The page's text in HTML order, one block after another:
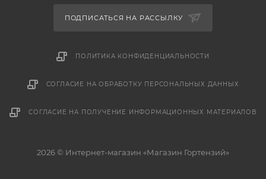
ПОДПИСАТЬСЯ НА РАССЫЛКУ
ПОЛИТИКА КОНФИДЕНЦИАЛЬНОСТИ
СОГЛАСИЕ НА ОБРАБОТКУ ПЕРСОНАЛЬНЫХ ДАННЫХ
СОГЛАСИЕ НА ПОЛУЧЕНИЕ ИНФОРМАЦИОННЫХ МАТЕРИАЛОВ
2026 © Интернет-магазин «Магазин Гортензий»